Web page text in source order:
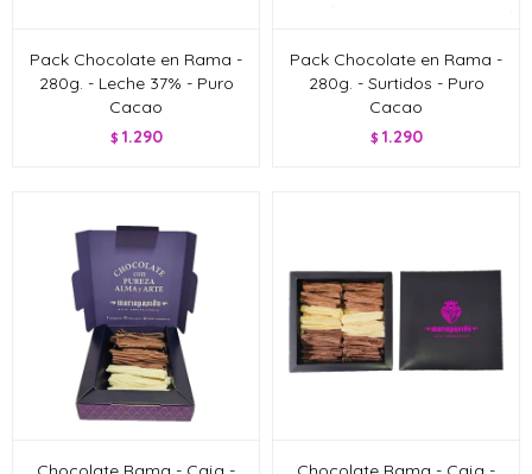
Pack Chocolate en Rama -
280g. - Leche 37% - Puro
Cacao
$ 1.290
Pack Chocolate en Rama -
280g. - Surtidos - Puro
Cacao
$ 1.290